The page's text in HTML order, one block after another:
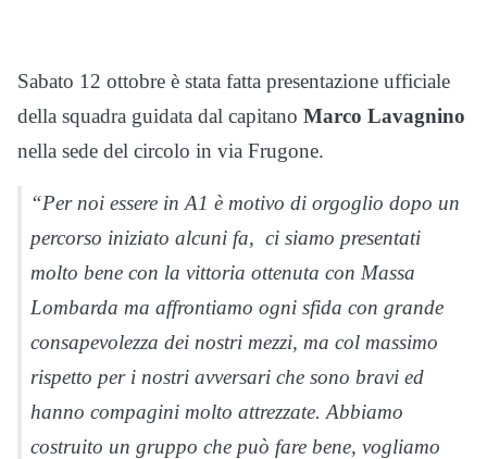
Sabato 12 ottobre è stata fatta presentazione ufficiale
della squadra guidata dal capitano Marco Lavagnino
nella sede del circolo in via Frugone.
“Per noi essere in A1 è motivo di orgoglio dopo un
percorso iniziato alcuni fa, ci siamo presentati
molto bene con la vittoria ottenuta con Massa
Lombarda ma affrontiamo ogni sfida con grande
consapevolezza dei nostri mezzi, ma col massimo
rispetto per i nostri avversari che sono bravi ed
hanno compagini molto attrezzate. Abbiamo
costruito un gruppo che può fare bene, vogliamo